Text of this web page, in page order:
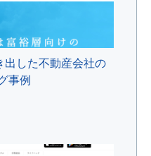
出した不動産会社の
事例